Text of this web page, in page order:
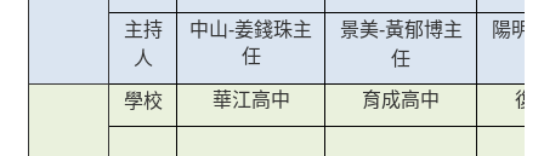
主持
人
中山-姜錢珠主
任
景美-黃郁博主
任
陽明-
學校 華江高中 育成高中 復